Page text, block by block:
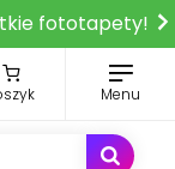
fototapety!
Menu